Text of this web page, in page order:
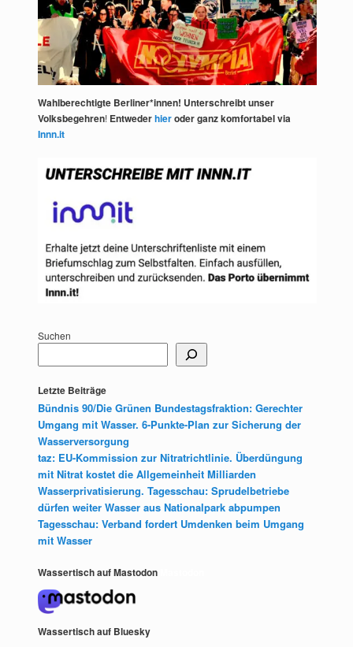
Wahlberechtigte Berliner*innen! Unterschreibt unser
Volksbegehren! Entwederhieroder ganz komfortabel via
Innn.it
Suchen
Letzte Beiträge
Bündnis 90/Die Grünen Bundestagsfraktion: Gerechter
Umgang mit Wasser. 6-Punkte-Plan zur Sicherung der
Wasserversorgung
taz: EU-Kommission zur Nitratrichtlinie. Überdüngung
mit Nitrat kostet die Allgemeinheit Milliarden
Wasserprivatisierung. Tagesschau: Sprudelbetriebe
dürfen weiter Wasser aus Nationalpark abpumpen
Tagesschau: Verband fordert Umdenken beim Umgang
mit Wasser
Wassertisch auf Mastodon
Wassertisch auf Bluesky